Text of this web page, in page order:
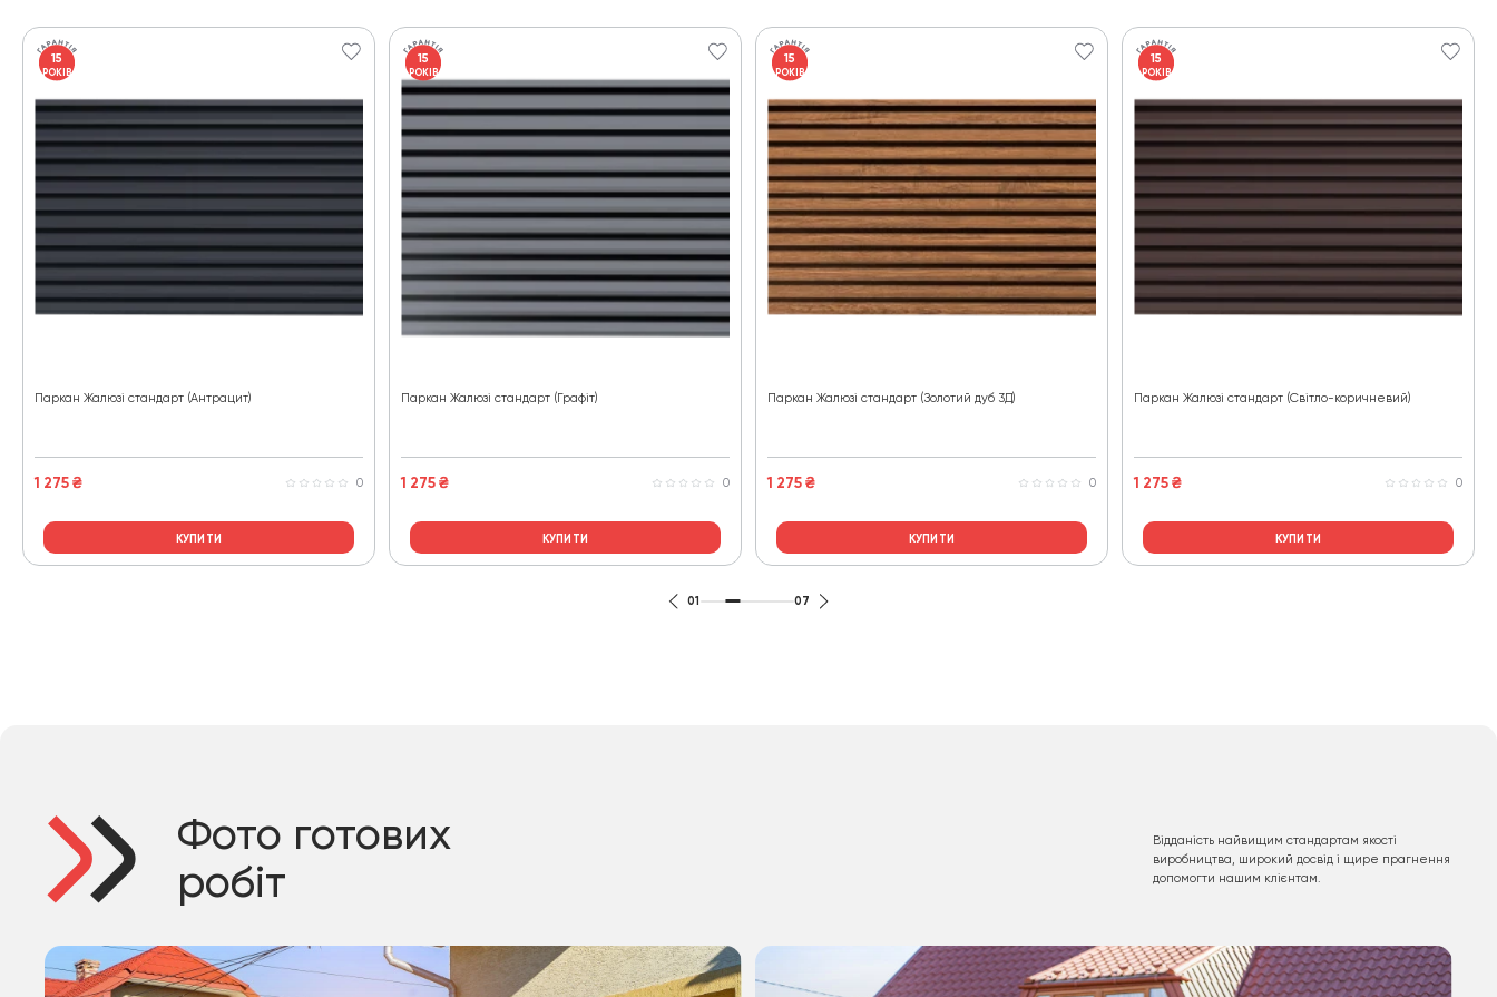
15
РОКІВ
Паркан Жалюзі стандарт (Антрацит)
1 275₴ 0
КУПИТИ
15
РОКІВ
Паркан Жалюзі стандарт (Графіт)
1 275₴ 0
КУПИТИ
15
РОКІВ
Паркан Жалюзі стандарт (Золотий дуб 3Д)
1 275₴ 0
КУПИТИ
15
РОКІВ
Паркан Жалюзі стандарт (Світло-коричневий)
1 275₴ 0
КУПИТИ
01 07
Фото готових
робіт
Відданість найвищим стандартам якості
виробництва, широкий досвід і щире прагнення
допомогти нашим клієнтам.